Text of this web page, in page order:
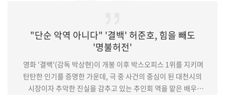
"단순 악역 아니다" '결백' 허준호, 힘을 빼도
'명불허전'
영화 '결백'(감독 박상현)이 개봉 이후 박스오피스 1위를 지키며
탄탄한 인기를 증명한 가운데, 극 중 사건의 중심이 된 대천시의
시장이자 추악한 진실을 감추고 있는 추인회 역을 맡은 배우